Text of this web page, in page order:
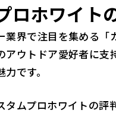
ロホワイト
業界で注目を集める
アウトドア愛好者に支
です。
タムプロホワイトの評